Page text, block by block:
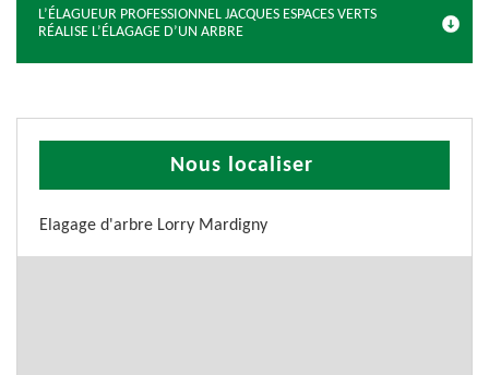
L’ÉLAGUEUR PROFESSIONNEL JACQUES ESPACES VERTS
RÉALISE L’ÉLAGAGE D’UN ARBRE
Nous localiser
Elagage d'arbre Lorry Mardigny